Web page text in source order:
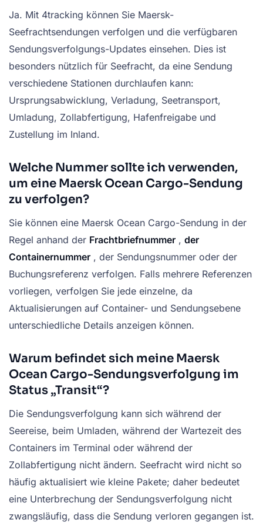
Ja. Mit 4tracking können Sie Maersk-
Seefrachtsendungen verfolgen und die verfügbaren
Sendungsverfolgungs-Updates einsehen. Dies ist
besonders nützlich für Seefracht, da eine Sendung
verschiedene Stationen durchlaufen kann:
Ursprungsabwicklung, Verladung, Seetransport,
Umladung, Zollabfertigung, Hafenfreigabe und
Zustellung im Inland.
Welche Nummer sollte ich verwenden,
um eine Maersk Ocean Cargo-Sendung
zu verfolgen?
Sie können eine Maersk Ocean Cargo-Sendung in der
Regel anhand der Frachtbriefnummer , der
Containernummer , der Sendungsnummer oder der
Buchungsreferenz verfolgen. Falls mehrere Referenzen
vorliegen, verfolgen Sie jede einzelne, da
Aktualisierungen auf Container- und Sendungsebene
unterschiedliche Details anzeigen können.
Warum befindet sich meine Maersk
Ocean Cargo-Sendungsverfolgung im
Status „Transit“?
Die Sendungsverfolgung kann sich während der
Seereise, beim Umladen, während der Wartezeit des
Containers im Terminal oder während der
Zollabfertigung nicht ändern. Seefracht wird nicht so
häufig aktualisiert wie kleine Pakete; daher bedeutet
eine Unterbrechung der Sendungsverfolgung nicht
zwangsläufig, dass die Sendung verloren gegangen ist.